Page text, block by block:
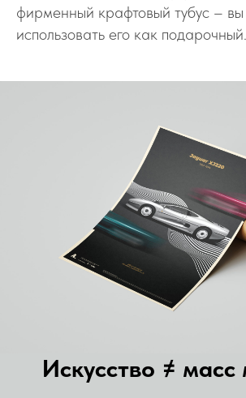
фирменный крафтовый тубус –
использовать его как подарочный.
Искусство ≠ масс